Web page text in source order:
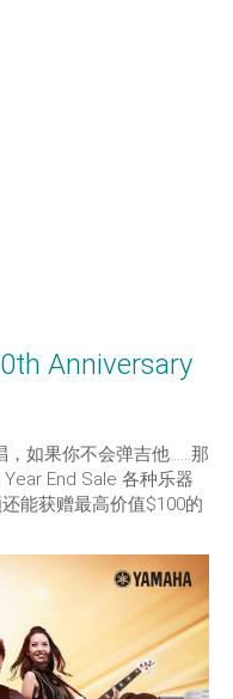
Anniversary
，如果你不会弹吉他……那
End Sale 各种乐器
能获赠最高价值$100的